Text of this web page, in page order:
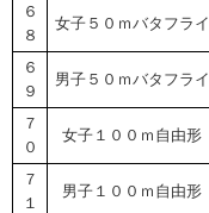
６
８
女子５０ｍバタフライ
６
９
男子５０ｍバタフライ
７
０
女子１００ｍ自由形
７
１
男子１００ｍ自由形